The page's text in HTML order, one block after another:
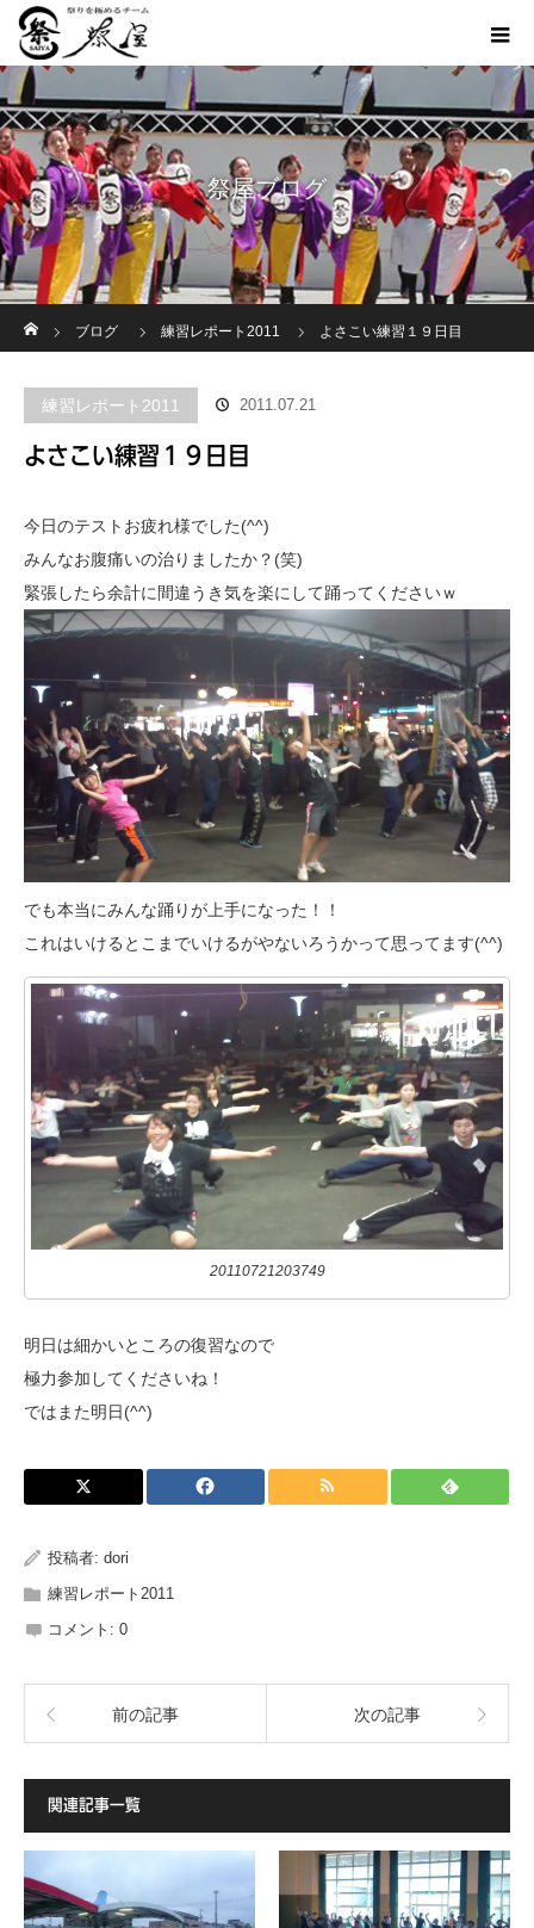
祭屋ブログ
ブログ
練習レポート2011 よさこい練習１９日目
練習レポート2011 2011.07.21
よさこい練習１９日目
今日のテストお疲れ様でした(^^)
みんなお腹痛いの治りましたか？(笑)
緊張したら余計に間違うき気を楽にして踊ってくださいｗ
でも本当にみんな踊りが上手になった！！
これはいけるとこまでいけるがやないろうかって思ってます(^^)
20110721203749
明日は細かいところの復習なので
極力参加してくださいね！
ではまた明日(^^)
投稿者: dori
練習レポート2011
コメント: 0
前の記事 次の記事
関連記事一覧